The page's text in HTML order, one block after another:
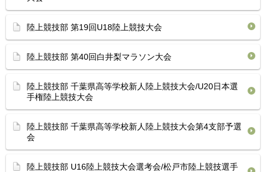
陸上競技部 第19回U18陸上競技大会
陸上競技部 第40回白井梨マラソン大会
陸上競技部 千葉県高等学校新人陸上競技大会/U20日本選
手権陸上競技大会
陸上競技部 千葉県高等学校新人陸上競技大会第4支部予選
会
陸上競技部 U16陸上競技大会選考会/松戸市陸上競技選手